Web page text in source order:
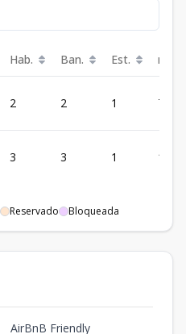
Hab. Ban. Est. m²
2 2 1 74
3 3 1 103
Reservado Bloqueada
AirBnB Friendly